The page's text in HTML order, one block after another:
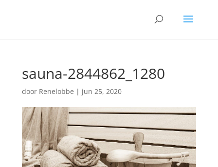
sauna-2844862_1280
door Renelobbe | jun 25, 2020